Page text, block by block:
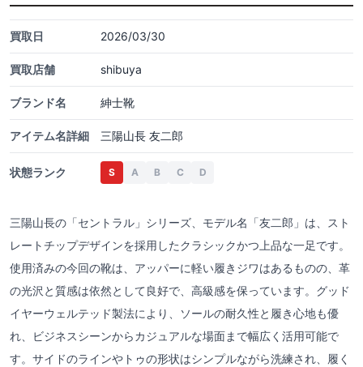
買取日 2026/03/30
買取店舗 shibuya
ブランド名 紳士靴
アイテム名詳細 三陽山長 友二郎
状態ランク S A B C D
三陽山長の「セントラル」シリーズ、モデル名「友二郎」は、スト
レートチップデザインを採用したクラシックかつ上品な一足です。
使用済みの今回の靴は、アッパーに軽い履きジワはあるものの、革
の光沢と質感は依然として良好で、高級感を保っています。グッド
イヤーウェルテッド製法により、ソールの耐久性と履き心地も優
れ、ビジネスシーンからカジュアルな場面まで幅広く活用可能で
す。サイドのラインやトゥの形状はシンプルながら洗練され、履く